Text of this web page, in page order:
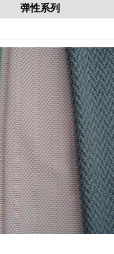
弹性系列